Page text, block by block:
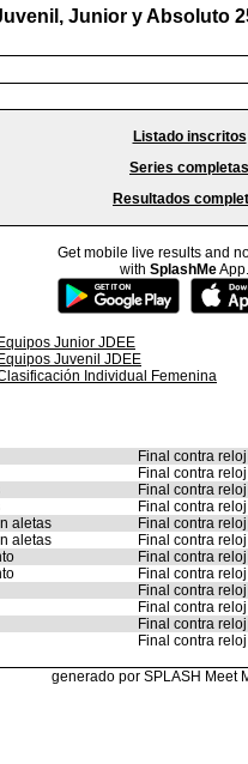
Junior y Absoluto
Listado inscritos
Series completas
Resultados
Get mobile live results and
with SplashMeApp.
Equipos Junior JDEE
Equipos Juvenil JDEE
Individual Femenina
Final contra reloj
Final contra reloj
Final contra reloj
Final contra reloj
aletas
Final contra reloj
aletas
Final contra reloj
Final contra reloj
Final contra reloj
Final contra reloj
Final contra reloj
Final contra reloj
Final contra reloj
generado por SPLASH Meet